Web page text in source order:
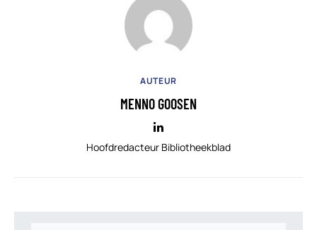
AUTEUR
MENNO GOOSEN
Hoofdredacteur Bibliotheekblad